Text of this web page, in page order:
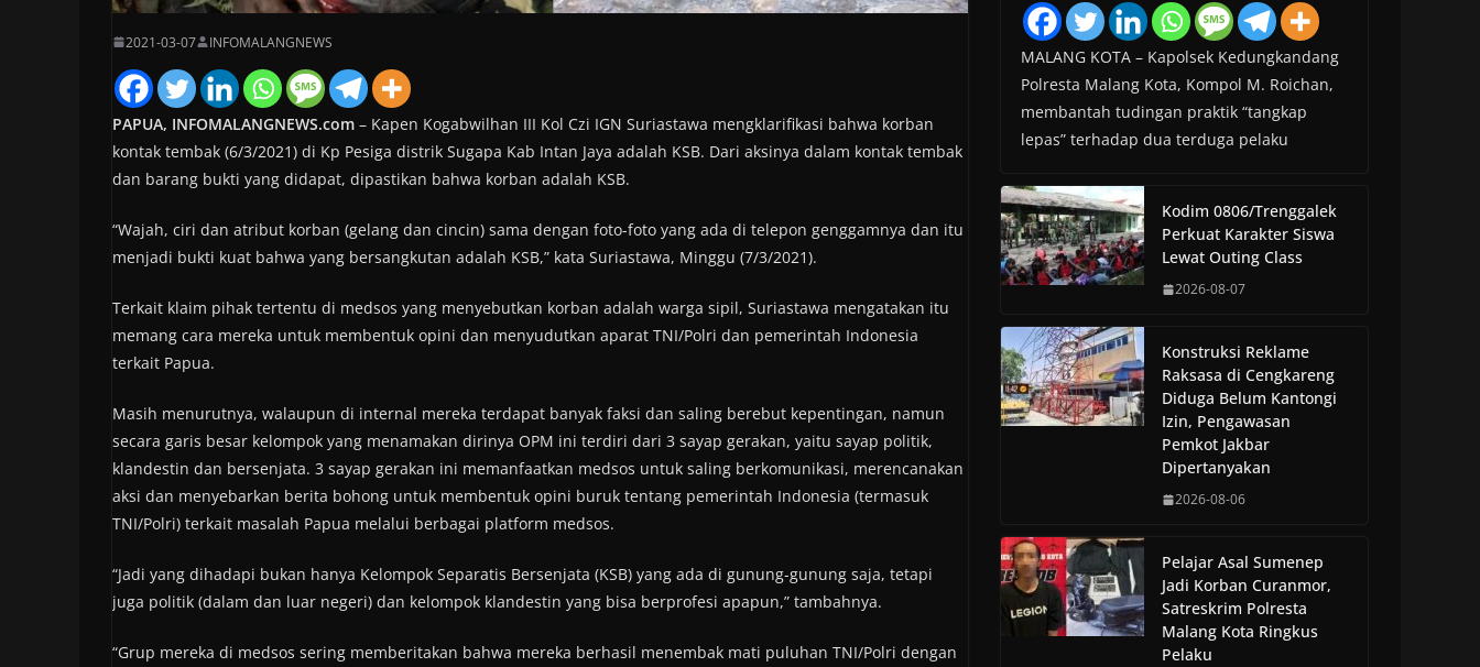
2021-03-07 INFOMALANGNEWS
PAPUA, INFOMALANGNEWS.com – Kapen Kogabwilhan III Kol Czi IGN Suriastawa mengklarifikasi bahwa korban
kontak tembak (6/3/2021) di Kp Pesiga distrik Sugapa Kab Intan Jaya adalah KSB. Dari aksinya dalam kontak tembak
dan barang bukti yang didapat, dipastikan bahwa korban adalah KSB.
“Wajah, ciri dan atribut korban (gelang dan cincin) sama dengan foto-foto yang ada di telepon genggamnya dan itu
menjadi bukti kuat bahwa yang bersangkutan adalah KSB,” kata Suriastawa, Minggu (7/3/2021).
Terkait klaim pihak tertentu di medsos yang menyebutkan korban adalah warga sipil, Suriastawa mengatakan itu
memang cara mereka untuk membentuk opini dan menyudutkan aparat TNI/Polri dan pemerintah Indonesia
terkait Papua.
Masih menurutnya, walaupun di internal mereka terdapat banyak faksi dan saling berebut kepentingan, namun
secara garis besar kelompok yang menamakan dirinya OPM ini terdiri dari 3 sayap gerakan, yaitu sayap politik,
klandestin dan bersenjata. 3 sayap gerakan ini memanfaatkan medsos untuk saling berkomunikasi, merencanakan
aksi dan menyebarkan berita bohong untuk membentuk opini buruk tentang pemerintah Indonesia (termasuk
TNI/Polri) terkait masalah Papua melalui berbagai platform medsos.
“Jadi yang dihadapi bukan hanya Kelompok Separatis Bersenjata (KSB) yang ada di gunung-gunung saja, tetapi
juga politik (dalam dan luar negeri) dan kelompok klandestin yang bisa berprofesi apapun,” tambahnya.
“Grup mereka di medsos sering memberitakan bahwa mereka berhasil menembak mati puluhan TNI/Polri dengan
MALANG KOTA – Kapolsek Kedungkandang
Polresta Malang Kota, Kompol M. Roichan,
membantah tudingan praktik “tangkap
lepas” terhadap dua terduga pelaku
Kodim 0806/Trenggalek
Perkuat Karakter Siswa
Lewat Outing Class
2026-08-07
Konstruksi Reklame
Raksasa di Cengkareng
Diduga Belum Kantongi
Izin, Pengawasan
Pemkot Jakbar
Dipertanyakan
2026-08-06
Pelajar Asal Sumenep
Jadi Korban Curanmor,
Satreskrim Polresta
Malang Kota Ringkus
Pelaku